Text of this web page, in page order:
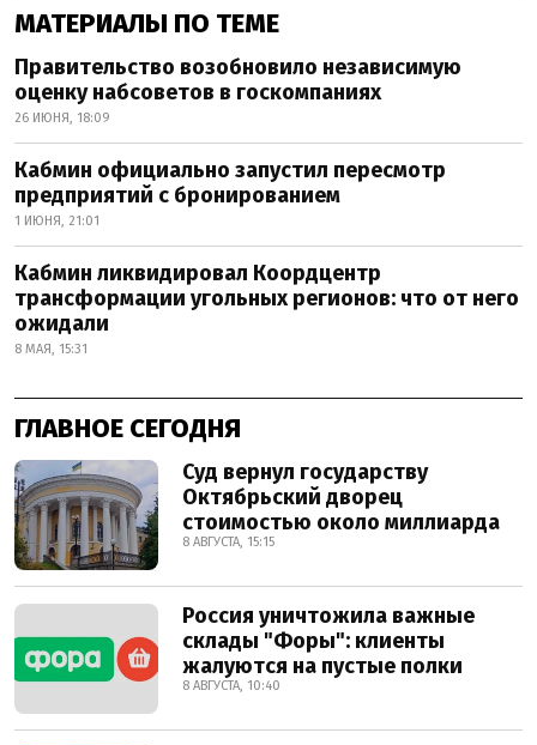
МАТЕРИАЛЫ ПО ТЕМЕ
Правительство возобновило независимую
оценку набсоветов в госкомпаниях
26 ИЮНЯ, 18:09
Кабмин официально запустил пересмотр
предприятий с бронированием
1 ИЮНЯ, 21:01
Кабмин ликвидировал Коордцентр
трансформации угольных регионов: что от него
ожидали
8 МАЯ, 15:31
ГЛАВНОЕ СЕГОДНЯ
Суд вернул государству
Октябрьский дворец
стоимостью около миллиарда
8 АВГУСТА, 15:15
Россия уничтожила важные
склады "Форы": клиенты
жалуются на пустые полки
8 АВГУСТА, 10:40